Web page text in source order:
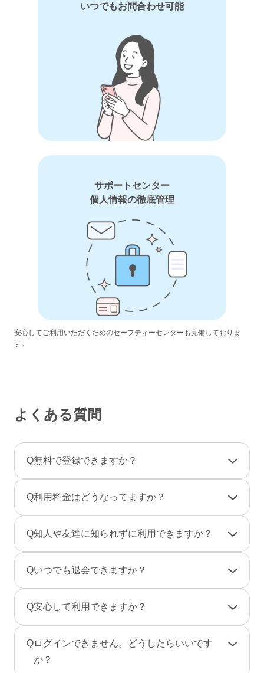
いつでもお問合わせ可能
サポートセンター
個人情報の徹底管理
安心してご利用いただくためのセーフティーセンター も完備しておりま
す。
よくある質問
Q無料で登録できますか？
さい。
です。そのため、弊社からお客様へ料金の請求
や督促のご連絡が届くことはありません。
Q利用料金はどうなってますか？
一部のコンテンツの利用はコイン（有料）が必
男性は、事前にポイントをご購入のうえご利用
となります。（1P＝約10円、消費ポイントはサ
ービスによって異なります）
Q知人や友達に知られずに利用できますか？
のニックネームで、プロフ画像を登録しない状
また、検索結果にあなたのプロフィールが表示
されないように設定することもできます。
Qいつでも退会できますか？
手続き」から行えます。
画・メッセージ・ポイント（コイン）などのア
カウント情報はすべて削除されます。復旧や返
Q安心して利用できますか？
ービスでは24時間365日体制で有人による監視・
通報対応・年齢確認を行っております。
Qログインできません。どうしたらいいです
か？